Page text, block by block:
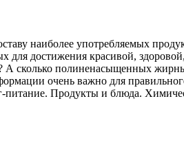
наиболее употребляемых
для достижения красивой,
сколько полиненасыщенных
очень важно для
Продукты и блюда.